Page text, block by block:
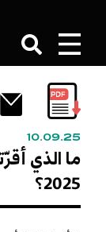
10.09.25
ما الذي
2025؟